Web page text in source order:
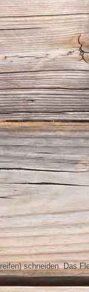
schneiden. Das